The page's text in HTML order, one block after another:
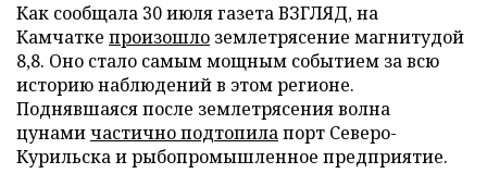
Как сообщала 30 июля газета ВЗГЛЯД, на
Камчатке произошло землетрясение магнитудой
8,8. Оно стало самым мощным событием за всю
историю наблюдений в этом регионе.
Поднявшаяся после землетрясения волна
цунамичастично подтопилапорт Северо-
Курильска и рыбопромышленное предприятие.